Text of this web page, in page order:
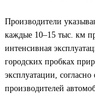
Производители
каждые 10–15 тыс. км
интенсивная
городских пробках
эксплуатации,
производителей